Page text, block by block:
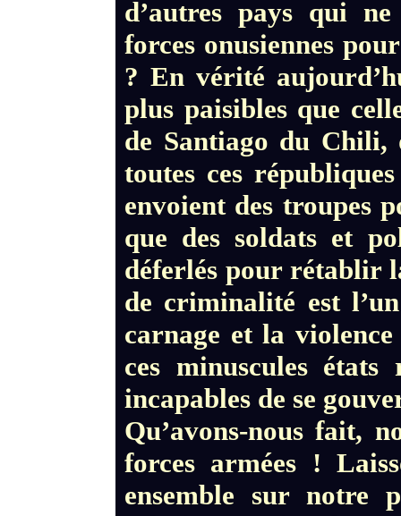
d’autres pays qui ne
forces onusiennes
? En vérité
plus paisibles que
de Santiago du Chili,
toutes ces
envoient des troupes
que des soldats et
déferlés pour rétablir
de criminalité est
carnage et la
ces minuscules
incapables de se
Qu’avons-nous fait,
forces armées !
ensemble sur notre